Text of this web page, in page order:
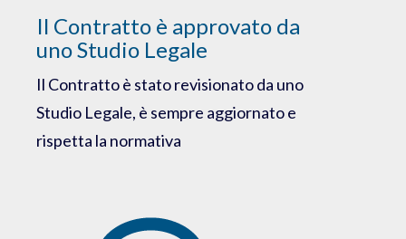
Il Contratto è approvato da
uno Studio Legale
Il Contratto è stato revisionato da uno
Studio Legale, è sempre aggiornato e
rispetta la normativa